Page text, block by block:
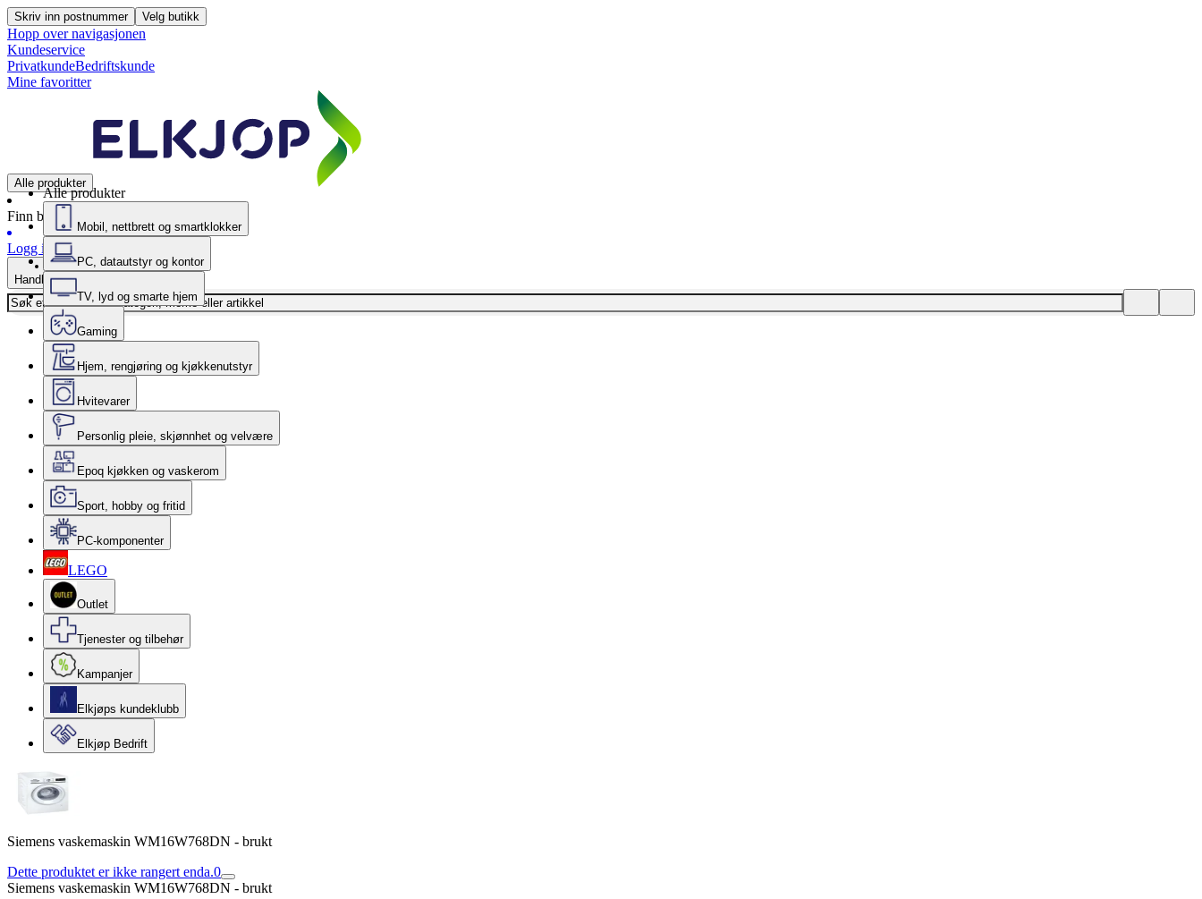
Skriv inn postnummer Velg butikk
Hopp over navigasjonen
Kundeservice
PrivatkundeBedriftskunde
Mine favoritter
Alle produkter
Finn butikk
Logg inn
Handlekurv
Alle produkter
Mobil, nettbrett og smartklokker
PC, datautstyr og kontor
TV, lyd og smarte hjem
Gaming
Hjem, rengjøring og kjøkkenutstyr
Hvitevarer
Personlig pleie, skjønnhet og velvære
Epoq kjøkken og vaskerom
Sport, hobby og fritid
PC-komponenter
LEGO
Outlet
Tjenester og tilbehør
Kampanjer
Elkjøps kundeklubb
Elkjøp Bedrift
Siemens vaskemaskin WM16W768DN - brukt
Dette produktet er ikke rangert enda.0
Siemens vaskemaskin WM16W768DN - brukt